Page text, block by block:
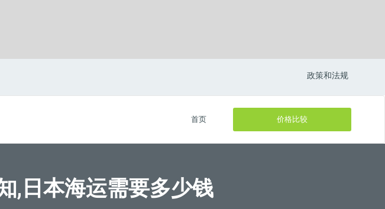
政策和法规
价格比较
首页
,日本海运需要多少钱